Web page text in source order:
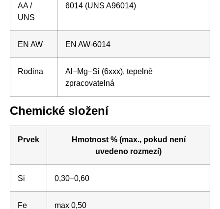
AA /
UNS
6014 (UNS A96014)
EN AW EN AW-6014
Rodina
Al–Mg–Si (6xxx), tepelně
zpracovatelná
Chemické složení
Prvek
Hmotnost % (max., pokud není
uvedeno rozmezí)
Si 0,30–0,60
Fe max 0,50